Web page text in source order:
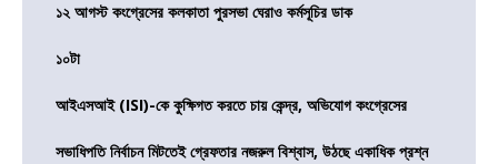
১২ আগস্ট কংগ্রেসের কলকাতা পুরসভা ঘেরাও কর্মসূচির ডাক
১০টা
আইএসআই (ISI)-কে কুক্ষিগত করতে চায় কেন্দ্র, অভিযোগ কংগ্রেসের
সভাধিপতি নির্বাচন মিটতেই গ্রেফতার নজরুল বিশ্বাস, উঠছে একাধিক প্রশ্ন